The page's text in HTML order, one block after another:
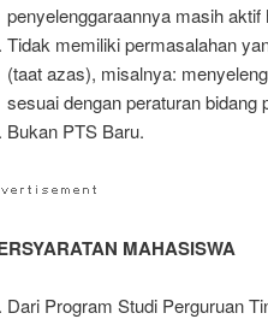
penyelenggaraannya masih
Tidak memiliki permasalahan
(taat azas), misalnya:
sesuai dengan peraturan bidang
Bukan PTS Baru.
MAHASISWA
Dari Program Studi Perguruan